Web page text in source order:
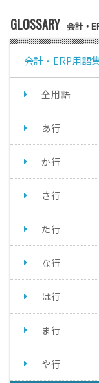
GLOSSARY 会計・
会計・ERP用語
全用語
あ行
か行
さ行
た行
な行
は行
ま行
や行